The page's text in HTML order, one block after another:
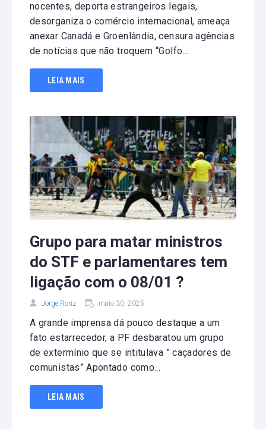
nocentes, deporta estrangeiros legais,
desorganiza o comércio internacional, ameaça
anexar Canadá e Groenlândia, censura agências
de notícias que não troquem “Golfo...
LEIA MAIS
Grupo para matar ministros
do STF e parlamentares tem
ligação com o 08/01 ?
Jorge Roriz maio 30, 2025
A grande imprensa dá pouco destaque a um
fato estarrecedor, a PF desbaratou um grupo
de extermínio que se intitulava ” caçadores de
comunistas” Apontado como...
LEIA MAIS